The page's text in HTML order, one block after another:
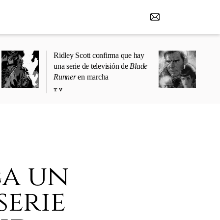
Ridley Scott confirma que hay
una serie de televisión de Blade
Runneren marcha
TV
un